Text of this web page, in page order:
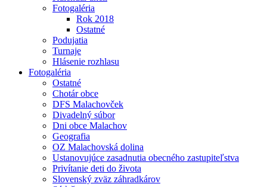
Fotogaléria
Rok 2018
Ostatné
Podujatia
Turnaje
Hlásenie rozhlasu
Fotogaléria
Ostatné
Chotár obce
DFS Malachovček
Divadelný súbor
Dni obce Malachov
Geografia
OZ Malachovská dolina
Ustanovujúce zasadnutia obecného zastupiteľstva
Privítanie deti do života
Slovenský zväz záhradkárov